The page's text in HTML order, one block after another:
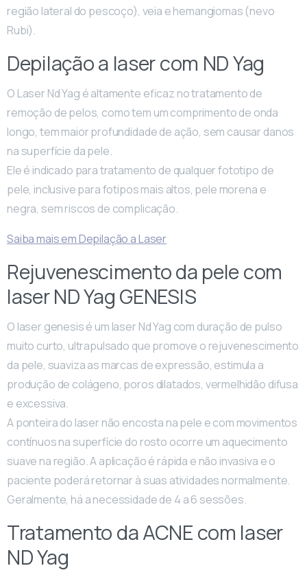
região lateral do pescoço), veia e hemangiomas (nevo
Rubi).
Depilação a laser com ND Yag
O Laser Nd Yag é altamente eficaz no tratamento de
remoção de pelos, como tem um comprimento de onda
longo, tem maior profundidade de ação, sem causar danos
na superfície da pele.
Ele é indicado para tratamento de qualquer fototipo de
pele, inclusive para fotipos mais altos, pele morena e
negra, sem riscos de complicação.
Saiba mais em Depilação a Laser
Rejuvenescimento da pele com
laser ND Yag GENESIS
O laser genesis é um laser Nd Yag com duração de pulso
muito curto, ultrapulsado que promove o rejuvenescimento
da pele, suaviza as marcas de expressão, estimula a
produção de colágeno, poros dilatados, vermelhidão difusa
e excessiva.
A ponteira do laser não encosta na pele e com movimentos
contínuos na superfície do rosto ocorre um aquecimento
suave na região. A aplicação é rápida e não invasiva e o
paciente poderá retornar à suas atividades normalmente.
Geralmente, há a necessidade de 4 a 6 sessões.
Tratamento da ACNE com laser
ND Yag